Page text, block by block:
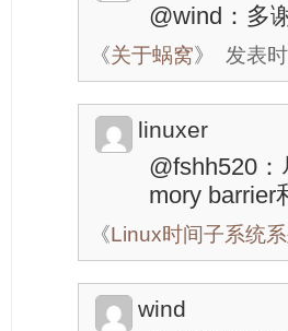
@wind：多
《关于蜗窝》 发表
linuxer
@fshh520
mory barrier
《Linux时间子系统
wind